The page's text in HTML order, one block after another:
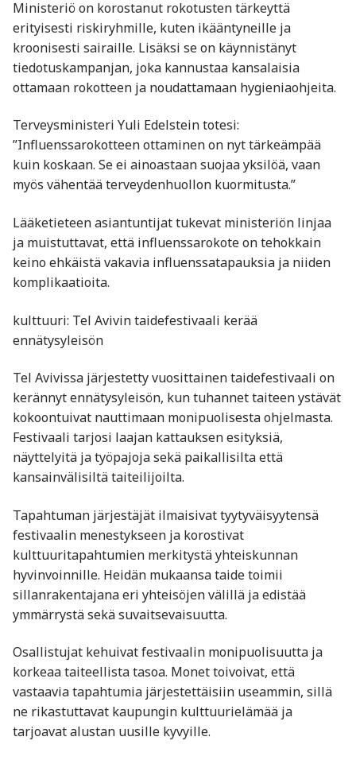
Ministeriö on korostanut rokotusten tärkeyttä
erityisesti riskiryhmille, kuten ikääntyneille ja
kroonisesti sairaille. Lisäksi se on käynnistänyt
tiedotuskampanjan, joka kannustaa kansalaisia
ottamaan rokotteen ja noudattamaan hygieniaohjeita.
Terveysministeri Yuli Edelstein totesi:
”Influenssarokotteen ottaminen on nyt tärkeämpää
kuin koskaan. Se ei ainoastaan suojaa yksilöä, vaan
myös vähentää terveydenhuollon kuormitusta.”
Lääketieteen asiantuntijat tukevat ministeriön linjaa
ja muistuttavat, että influenssarokote on tehokkain
keino ehkäistä vakavia influenssatapauksia ja niiden
komplikaatioita.
kulttuuri: Tel Avivin taidefestivaali kerää
ennätysyleisön
Tel Avivissa järjestetty vuosittainen taidefestivaali on
kerännyt ennätysyleisön, kun tuhannet taiteen ystävät
kokoontuivat nauttimaan monipuolisesta ohjelmasta.
Festivaali tarjosi laajan kattauksen esityksiä,
näyttelyitä ja työpajoja sekä paikallisilta että
kansainvälisiltä taiteilijoilta.
Tapahtuman järjestäjät ilmaisivat tyytyväisyytensä
festivaalin menestykseen ja korostivat
kulttuuritapahtumien merkitystä yhteiskunnan
hyvinvoinnille. Heidän mukaansa taide toimii
sillanrakentajana eri yhteisöjen välillä ja edistää
ymmärrystä sekä suvaitsevaisuutta.
Osallistujat kehuivat festivaalin monipuolisuutta ja
korkeaa taiteellista tasoa. Monet toivoivat, että
vastaavia tapahtumia järjestettäisiin useammin, sillä
ne rikastuttavat kaupungin kulttuurielämää ja
tarjoavat alustan uusille kyvyille.